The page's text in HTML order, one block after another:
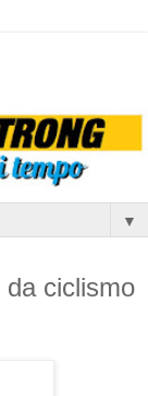
▼
da ciclismo